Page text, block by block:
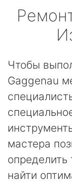
Чтобы
Gaggenau
мастера
найти